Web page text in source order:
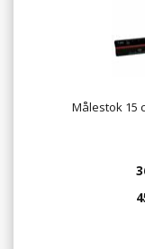
Målestok 15